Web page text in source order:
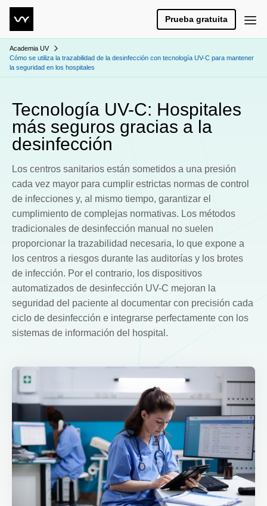
Prueba gratuita
Academia UV
Cómo se utiliza la trazabilidad de la desinfección con tecnología UV-C para mantener
la seguridad en los hospitales
Tecnología UV-C: Hospitales
más seguros gracias a la
desinfección
Los centros sanitarios están sometidos a una presión
cada vez mayor para cumplir estrictas normas de control
de infecciones y, al mismo tiempo, garantizar el
cumplimiento de complejas normativas. Los métodos
tradicionales de desinfección manual no suelen
proporcionar la trazabilidad necesaria, lo que expone a
los centros a riesgos durante las auditorías y los brotes
de infección. Por el contrario, los dispositivos
automatizados de desinfección UV-C mejoran la
seguridad del paciente al documentar con precisión cada
ciclo de desinfección e integrarse perfectamente con los
sistemas de información del hospital.